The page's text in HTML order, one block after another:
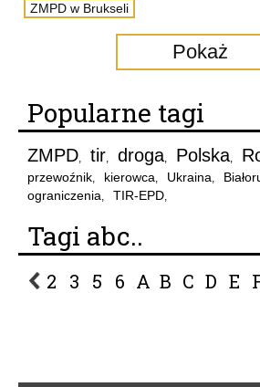
ZMPD w Brukseli
Pokaż
Popularne tagi
ZMPD, tir, droga, Polska,
przewoźnik, kierowca, Ukraina,
ograniczenia, TIR-EPD,
Tagi abc..
2 3 5 6 A B C D E